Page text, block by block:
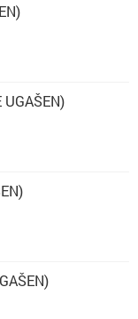
UGAŠEN)